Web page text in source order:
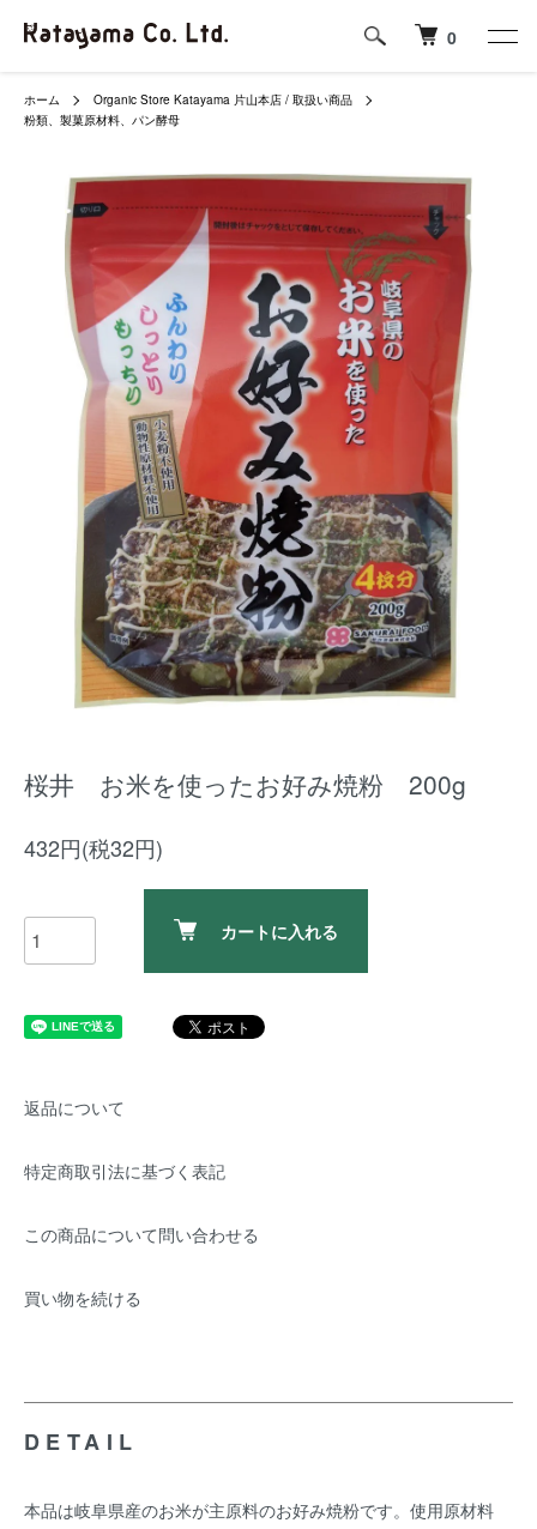
0
ホーム
Organic Store Katayama 片山本店 / 取扱い商品
粉類、製菓原材料、パン酵母
桜井 お米を使ったお好み焼粉 200g
432円(税32円)
カートに入れる
返品について
特定商取引法に基づく表記
この商品について問い合わせる
買い物を続ける
DETAIL
本品は岐阜県産のお米が主原料のお好み焼粉です。使用原材料